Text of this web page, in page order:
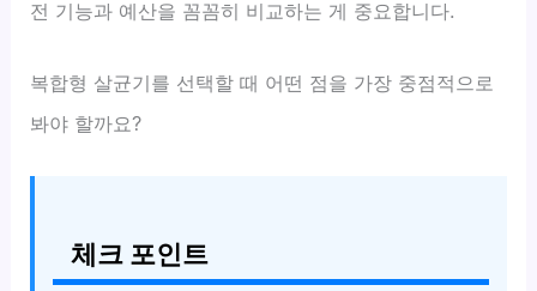
전 기능과 예산을 꼼꼼히 비교하는 게 중요합니다.
복합형 살균기를 선택할 때 어떤 점을 가장 중점적으로
봐야 할까요?
체크 포인트